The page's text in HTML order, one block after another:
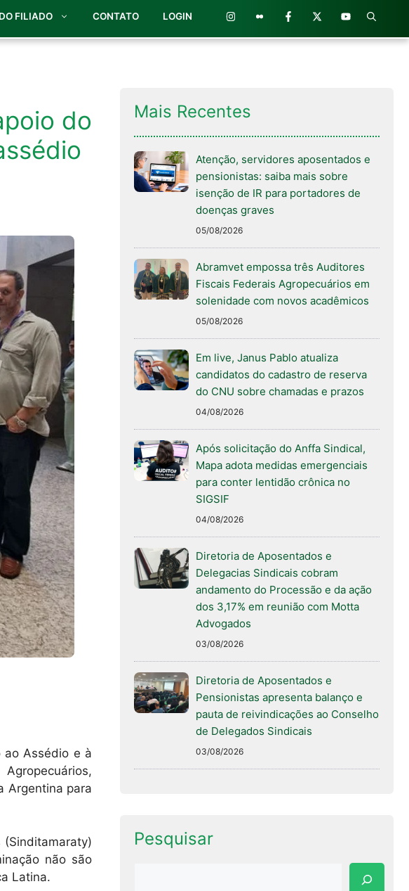
FILIADO CONTATO LOGIN
do
ao Assédio e à
Argentina para
(Sinditamaraty)
não são
Latina.
Mais Recentes
Atenção, servidores aposentados e
pensionistas: saiba mais sobre
isenção de IR para portadores de
doenças graves
05/08/2026
Abramvet empossa três Auditores
Fiscais Federais Agropecuários em
solenidade com novos acadêmicos
05/08/2026
Em live, Janus Pablo atualiza
candidatos do cadastro de reserva
do CNU sobre chamadas e prazos
04/08/2026
Após solicitação do Anffa Sindical,
Mapa adota medidas emergenciais
para conter lentidão crônica no
SIGSIF
04/08/2026
Diretoria de Aposentados e
Delegacias Sindicais cobram
andamento do Processão e da ação
dos 3,17% em reunião com Motta
Advogados
03/08/2026
Diretoria de Aposentados e
Pensionistas apresenta balanço e
pauta de reivindicações ao Conselho
de Delegados Sindicais
03/08/2026
Pesquisar